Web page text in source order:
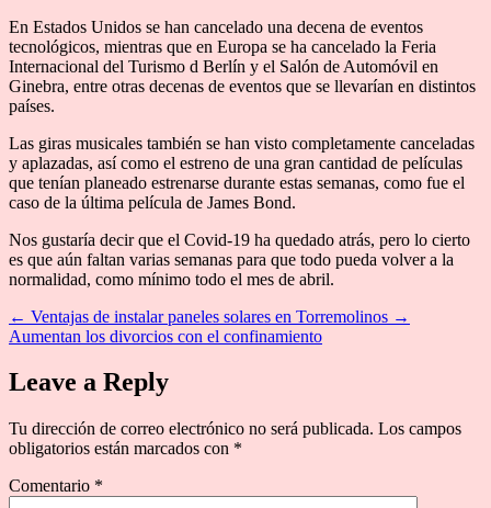
En Estados Unidos se han cancelado una decena de eventos
tecnológicos, mientras que en Europa se ha cancelado la Feria
Internacional del Turismo d Berlín y el Salón de Automóvil en
Ginebra, entre otras decenas de eventos que se llevarían en distintos
países.
Las giras musicales también se han visto completamente canceladas
y aplazadas, así como el estreno de una gran cantidad de películas
que tenían planeado estrenarse durante estas semanas, como fue el
caso de la última película de James Bond.
Nos gustaría decir que el Covid-19 ha quedado atrás, pero lo cierto
es que aún faltan varias semanas para que todo pueda volver a la
normalidad, como mínimo todo el mes de abril.
← Ventajas de instalar paneles solares en Torremolinos →
Aumentan los divorcios con el confinamiento
Leave a Reply
Tu dirección de correo electrónico no será publicada. Los campos
obligatorios están marcados con *
Comentario *